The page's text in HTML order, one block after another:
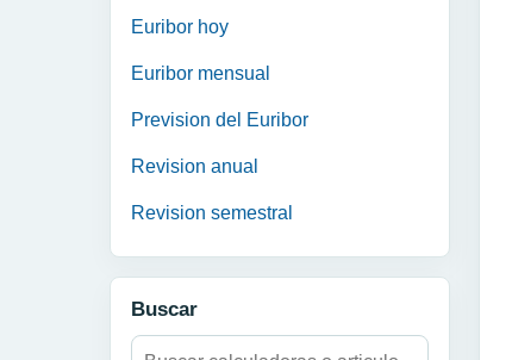
Euribor hoy
Euribor mensual
Prevision del Euribor
Revision anual
Revision semestral
Buscar
Buscar: